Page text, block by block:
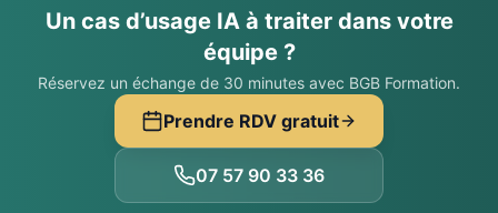
Un cas d’usage IA à traiter dans votre
équipe ?
Réservez un échange de 30 minutes avec BGB Formation.
Prendre RDV gratuit
07 57 90 33 36